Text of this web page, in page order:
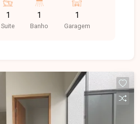
a comércios, escolas e
bem
por sala em 02 ambientes
com 01 vaga de garagem
conforto,
excelente aproveitamento dos
ótima opção para quem
1
Suite
1
Banho
1
Garagem